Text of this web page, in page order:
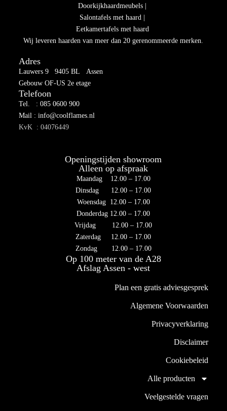
Doorkijkhaardmeubels |
Salontafels met haard |
Eetkamertafels met haard
Wij leveren haarden van meer dan 20 gerenommeerde merken.
Adres
Lauwers 9 9405 BL Assen
Gebouw OF-US 2e etage
Telefoon
Tel. : 085 0600 900
Mail : info@coolflames.nl
KvK : 04076449
Openingstijden showroom
Alleen op afspraak
Maandag 12.00 – 17.00
Dinsdag 12.00 – 17.00
Woensdag 12.00 – 17.00
Donderdag 12.00 – 17.00
Vrijdag 12.00 – 17.00
Zaterdag 12.00 – 17.00
Zondag 12.00 – 17.00
Op 100 meter van de A28
Afslag Assen - west
Plan een gratis adviesgesprek
Algemene Voorwaarden
Privacyverklaring
Disclaimer
Cookiebeleid
Alle producten
Veelgestelde vragen